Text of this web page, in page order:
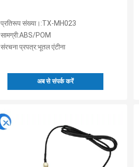
प्रतिरूप संख्या।:TX-MH023
सामग्री:ABS/POM
संरचना प्रपत्र:भूतल एंटीना
अब से संपर्क करें